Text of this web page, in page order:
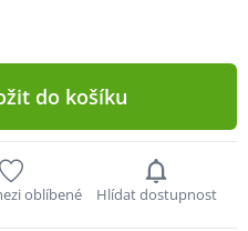
do košíku
oblíbené Hlídat dostupnost